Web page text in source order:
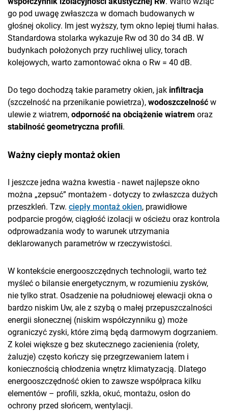
go pod uwagę zwłaszcza w domach budowanych w
głośnej okolicy. Im jest wyższy, tym okno lepiej tłumi hałas.
Standardowa stolarka wykazuje Rw od 30 do 34 dB. W
budynkach położonych przy ruchliwej ulicy, torach
kolejowych, warto zamontować okna o Rw = 40 dB.
Do tego dochodzą takie parametry okien, jak infiltracja
(szczelność na przenikanie powietrza), wodoszczelność w
ulewie z wiatrem, odporność na obciążenie wiatrem oraz
stabilność geometryczna profili.
Ważny ciepły montaż okien
I jeszcze jedna ważna kwestia - nawet najlepsze okno
można „zepsuć” montażem - dotyczy to zwłaszcza dużych
przeszkleń. Tzw. ciepły montaż okien, prawidłowe
podparcie progów, ciągłość izolacji w ościeżu oraz kontrola
odprowadzania wody to warunek utrzymania
deklarowanych parametrów w rzeczywistości.
W kontekście energooszczędnych technologii, warto też
myśleć o bilansie energetycznym, w rozumieniu zysków,
nie tylko strat. Osadzenie na południowej elewacji okna o
bardzo niskim Uw, ale z szybą o małej przepuszczalności
energii słonecznej (niskim współczynniku g) może
ograniczyć zyski, które zimą będą darmowym dogrzaniem.
Z kolei większe g bez skutecznego zacienienia (rolety,
żaluzje) często kończy się przegrzewaniem latem i
koniecznością chłodzenia wnętrz klimatyzacją. Dlatego
energooszczędność okien to zawsze współpraca kilku
elementów – profili, szkła, okuć, montażu, osłon do
ochrony przed słońcem, wentylacji.